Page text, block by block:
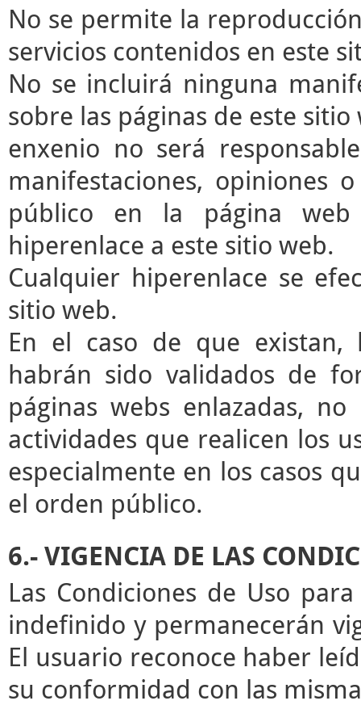
No se permite la
servicios contenidos en este
No se incluirá ninguna
sobre las páginas de este sitio
enxenio no será
manifestaciones, opiniones
público en la página
hiperenlace a este sitio web.
Cualquier hiperenlace se
sitio web.
En el caso de que existan,
habrán sido validados de
páginas webs enlazadas,
actividades que realicen los
especialmente en los casos
el orden público.
6.- VIGENCIA DE LAS
Las Condiciones de Uso
indefinido y permanecerán
El usuario reconoce haber
su conformidad con las